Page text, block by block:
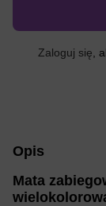
Zaloguj się ,
Opis
Mata